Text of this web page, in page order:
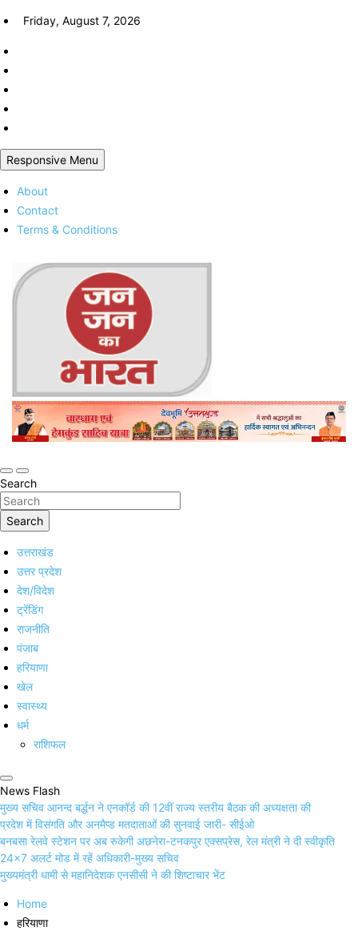
Skip
content
Friday, August 7, 2026
Responsive Menu
About
Contact
Terms & Conditions
Jan Jan Ka Bharat
Online Trending Hindi News Website
Search
Search
उत्तराखंड
उत्तर प्रदेश
देश/विदेश
ट्रेंडिंग
राजनीति
पंजाब
हरियाणा
खेल
स्वास्थ्य
धर्म
राशिफल
News Flash
मुख्य सचिव आनन्द बर्द्धन ने एनकॉर्ड की 12वीं राज्य स्तरीय बैठक की अध्यक्षता की
प्रदेश में विसंगति और अनमैप्ड मतदाताओं की सुनवाई जारी- सीईओ
बनबसा रेलवे स्टेशन पर अब रुकेगी अछनेरा-टनकपुर एक्सप्रेस, रेल मंत्री ने दी स्वीकृति
24×7 अलर्ट मोड में रहें अधिकारी-मुख्य सचिव
मुख्यमंत्री धामी से महानिदेशक एनसीसी ने की शिष्टाचार भेंट
Home
हरियाणा